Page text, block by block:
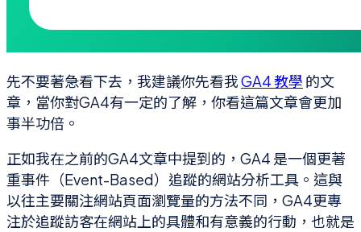
先不要著急看下去，我建議你先看我GA4 教學 的文
章，當你對GA4有一定的了解，你看這篇文章會更加
事半功倍。
正如我在之前的GA4文章中提到的，GA4 是一個更著
重事件（Event-Based）追蹤的網站分析工具。這與
以往主要關注網站頁面瀏覽量的方法不同，GA4更專
注於追蹤訪客在網站上的具體和有意義的行動，也就是